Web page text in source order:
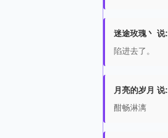
迷途玫瑰丶 说:
陷进去了。
月亮的岁月 说:
酣畅淋漓